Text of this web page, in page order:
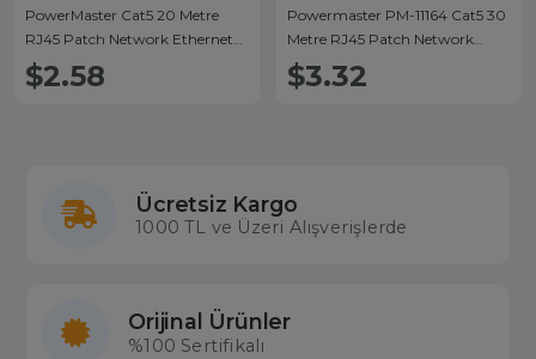
PowerMaster Cat5 20 Metre
RJ45 Patch Network Ethernet
İnternet Kablosu
$2.58
Powermaster PM-11164 Cat5 30
Metre RJ45 Patch Network
Ethernet İnternet Kablosu
$3.32
Ücretsiz Kargo
1000 TL ve Üzeri Alışverişlerde
Orijinal Ürünler
%100 Sertifikalı